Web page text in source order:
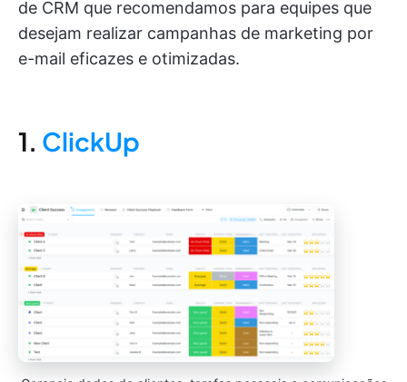
de CRM que recomendamos para equipes que
desejam realizar campanhas de marketing por
e-mail eficazes e otimizadas.
1. ClickUp